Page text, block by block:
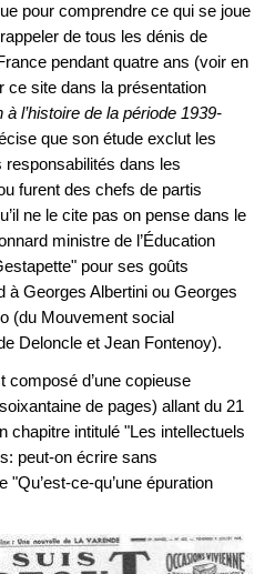
pour comprendre ce qui se joue
de tous les dénis de
pendant quatre ans (voir en
ce site dans la présentation
l’histoire de la période 1939-
que son étude exclut les
responsabilités dans les
furent des chefs de partis
ne le cite pas on pense dans le
ministre de l’Éducation
pour ses goûts
à Georges Albertini ou Georges
(du Mouvement social
Deloncle et Jean Fontenoy).
composé d’une copieuse
de pages) allant du 21
chapitre intitulé "Les intellectuels
peut-on écrire sans
"Qu’est-ce-qu’une épuration